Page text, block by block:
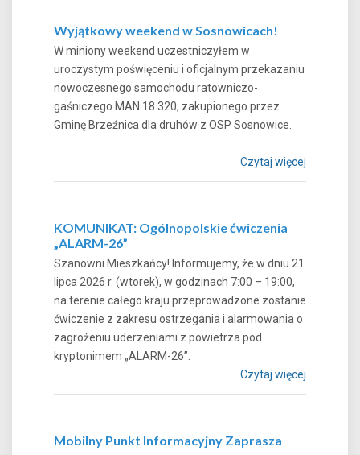
Wyjątkowy weekend w Sosnowicach!
W miniony weekend uczestniczyłem w
uroczystym poświęceniu i oficjalnym przekazaniu
nowoczesnego samochodu ratowniczo-
gaśniczego MAN 18.320, zakupionego przez
Gminę Brzeźnica dla druhów z OSP Sosnowice.
Czytaj więcej
KOMUNIKAT: Ogólnopolskie ćwiczenia
„ALARM-26”
Szanowni Mieszkańcy! Informujemy, że w dniu 21
lipca 2026 r. (wtorek), w godzinach 7:00 – 19:00,
na terenie całego kraju przeprowadzone zostanie
ćwiczenie z zakresu ostrzegania i alarmowania o
zagrożeniu uderzeniami z powietrza pod
kryptonimem „ALARM-26”.
Czytaj więcej
Mobilny Punkt Informacyjny Zaprasza